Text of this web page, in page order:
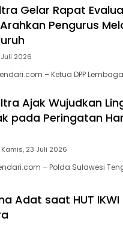
Gelar Rapat
Pengurus
Juli 2026
– Ketua DPP
Ajak Wujudkan
pada Peringatan
Kamis, 23 Juli 2026
– Polda Sulawesi
Adat saat HUT IKWI